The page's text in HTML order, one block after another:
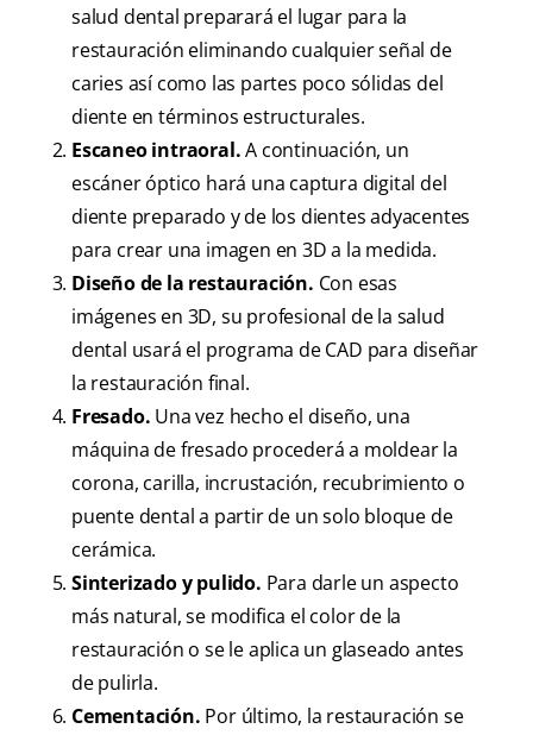
salud dental preparará el lugar para la
restauración eliminando cualquier señal de
caries así como las partes poco sólidas del
diente en términos estructurales.
Escaneo intraoral.A continuación, un
escáner óptico hará una captura digital del
diente preparado y de los dientes adyacentes
para crear una imagen en 3D a la medida.
Diseño de la restauración. Con esas
imágenes en 3D, su profesional de la salud
dental usará el programa de CAD para diseñar
la restauración final.
Fresado. Una vez hecho el diseño, una
máquina de fresado procederá a moldear la
corona, carilla, incrustación, recubrimiento o
puente dental a partir de un solo bloque de
cerámica.
Sinterizado y pulido. Para darle un aspecto
más natural, se modifica el color de la
restauración o se le aplica un glaseado antes
de pulirla.
Cementación. Por último, la restauración se